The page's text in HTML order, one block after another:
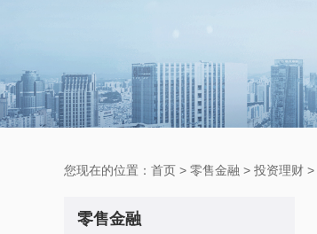
您现在的位置： 首页 > 零售金融 > 投资理财 >
零售金融